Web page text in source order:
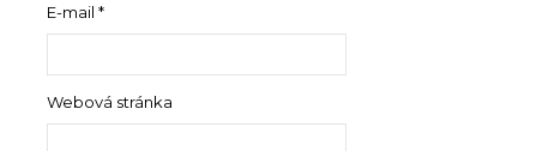
E-mail*
Webová stránka